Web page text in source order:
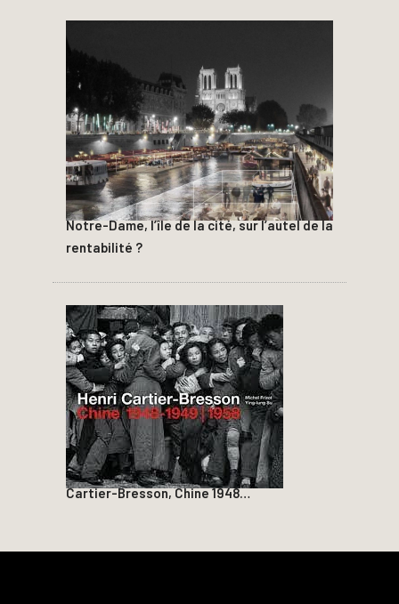
Notre-Dame, l’île de la cité, sur l’autel de la
rentabilité ?
Cartier-Bresson, Chine 1948…